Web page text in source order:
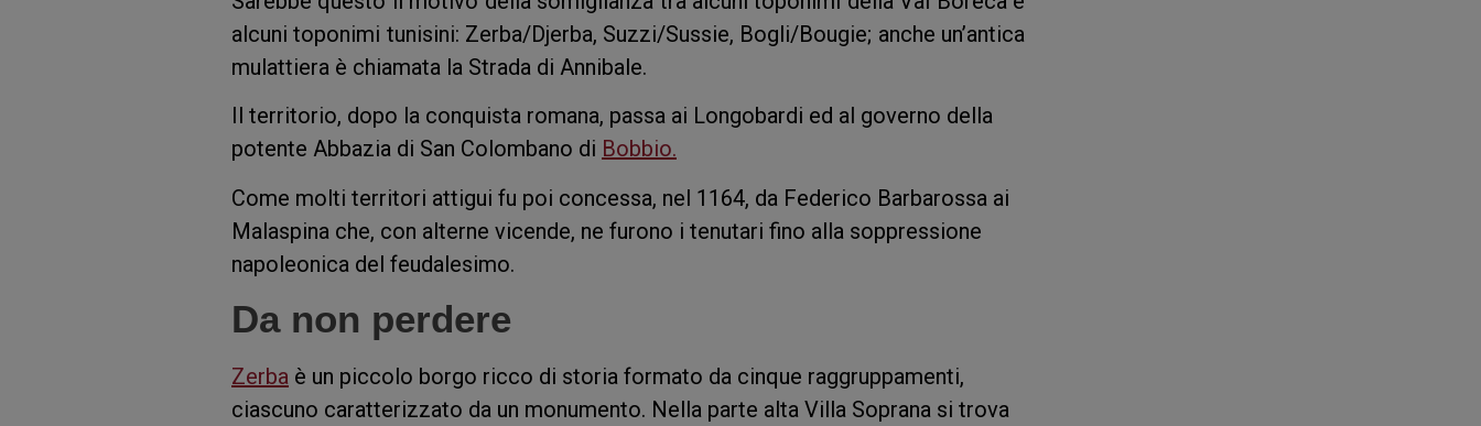
alcuni toponimi tunisini: Zerba/Djerba, Suzzi/Sussie, Bogli/Bougie; anche un’antica
mulattiera è chiamata la Strada di Annibale.
Il territorio, dopo la conquista romana, passa ai Longobardi ed al governo della
potente Abbazia di San Colombano di Bobbio.
Come molti territori attigui fu poi concessa, nel 1164, da Federico Barbarossa ai
Malaspina che, con alterne vicende, ne furono i tenutari fino alla soppressione
napoleonica del feudalesimo.
Da non perdere
Zerba è un piccolo borgo ricco di storia formato da cinque raggruppamenti,
ciascuno caratterizzato da un monumento. Nella parte alta Villa Soprana si trova